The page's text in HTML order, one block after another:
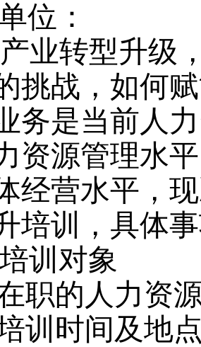
位：
业转型升级
挑战，如何
务是当前人
资源管理水
经营水平，
培训，具体
训对象
职的人力资
训时间及地